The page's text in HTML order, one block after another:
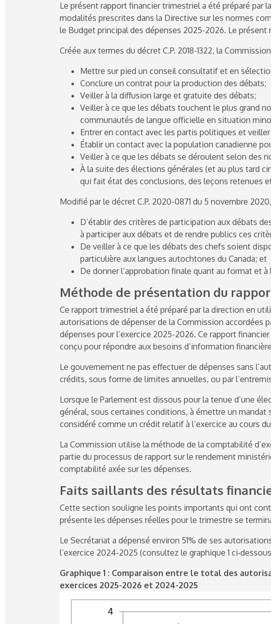
Le présent rapport financier trimestriel a été préparé par
modalités prescrites dans la Directive sur les normes
le Budget principal des dépenses 2025-2026. Le présent
Créée aux termes du décret C.P. 2018-1322, la
Mettre sur pied un conseil consultatif et en
Conclure un contrat pour la production des débats;
Veiller à la diffusion large et gratuite des débats;
Veiller à ce que les débats touchent le plus grand
communautés de langue officielle en situation
Entrer en contact avec les partis politiques et
Établir un contact avec la population canadienne
Veiller à ce que les débats se déroulent selon des
À la suite des élections générales (et au plus tard
qui fait état des conclusions, des leçons retenues
Modifié par le décret C.P. 2020-0871 du 5 novembre
D’établir des critères de participation aux débats
à participer aux débats et de rendre publics ces
De veiller à ce que les débats des chefs soient
particulière aux langues autochtones du Canada; et
De donner l’approbation finale quant au format et
Méthode de présentation du
Ce rapport trimestriel a été préparé par la direction en
autorisations de dépenser de la Commission accordées
dépenses pour l’exercice 2025-2026. Ce rapport
conçu pour répondre aux besoins d’information
Le gouvernement ne pas effectuer de dépenses sans
crédits, sous forme de limites annuelles, ou par
Lorsque le Parlement est dissous pour la tenue d’une
général, sous certaines conditions, à émettre un
considéré comme un crédit relatif à l’exercice au cours
La Commission utilise la méthode de la comptabilité
partie du processus de rapport sur le rendement
comptabilité axée sur les dépenses.
Faits saillants des résultats
Cette section souligne les points importants qui ont
présente les dépenses réelles pour le trimestre se
Le Secrétariat a dépensé environ 51% de ses
l’exercice 2024-2025 (consultez le graphique 1
Graphique 1 : Comparaison entre le total des
exercices 2025-2026 et 2024-2025